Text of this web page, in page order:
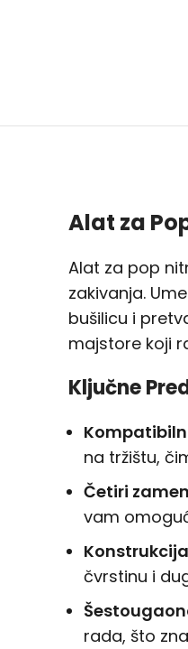
Alat za
Alat za pop
zakivanja.
bušilicu i
majstore koji
Ključne
na tržištu,
Četiri
vam
čvrstinu i
rada, što